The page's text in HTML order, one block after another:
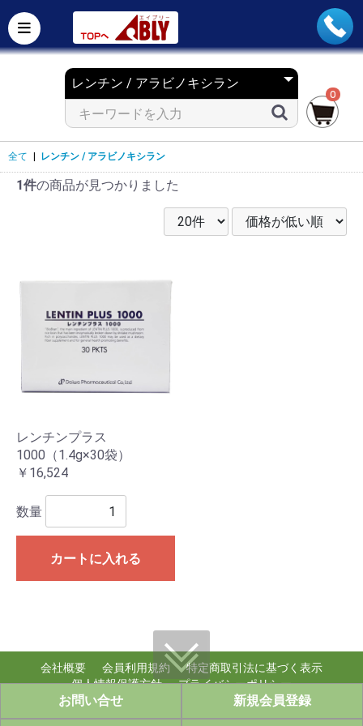
0
全て レンチン / アラビノキシラン
1件の商品が見つかりました
レンチンプラス
1000（1.4g×30袋）
￥16,524
数量
カートに入れる
会社概要 会員利用規約
特定商取引法に基づく表示
個人情報保護方針
プライバシーポリシー
個人情報のお取り扱い
お問い合せ 新規会員登録